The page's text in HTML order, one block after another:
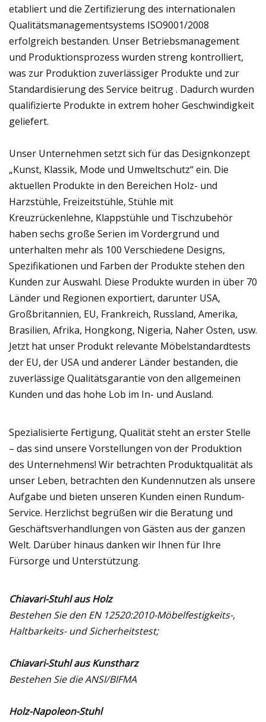
etabliert und die Zertifizierung des internationalen
Qualitätsmanagementsystems ISO9001/2008
erfolgreich bestanden. Unser Betriebsmanagement
und Produktionsprozess wurden streng kontrolliert,
was zur Produktion zuverlässiger Produkte und zur
Standardisierung des Service beitrug . Dadurch wurden
qualifizierte Produkte in extrem hoher Geschwindigkeit
geliefert.
Unser Unternehmen setzt sich für das Designkonzept
„Kunst, Klassik, Mode und Umweltschutz“ ein. Die
aktuellen Produkte in den Bereichen Holz- und
Harzstühle, Freizeitstühle, Stühle mit
Kreuzrückenlehne, Klappstühle und Tischzubehör
haben sechs große Serien im Vordergrund und
unterhalten mehr als 100 Verschiedene Designs,
Spezifikationen und Farben der Produkte stehen den
Kunden zur Auswahl. Diese Produkte wurden in über 70
Länder und Regionen exportiert, darunter USA,
Großbritannien, EU, Frankreich, Russland, Amerika,
Brasilien, Afrika, Hongkong, Nigeria, Naher Osten, usw.
Jetzt hat unser Produkt relevante Möbelstandardtests
der EU, der USA und anderer Länder bestanden, die
zuverlässige Qualitätsgarantie von den allgemeinen
Kunden und das hohe Lob im In- und Ausland.
Spezialisierte Fertigung, Qualität steht an erster Stelle
– das sind unsere Vorstellungen von der Produktion
des Unternehmens! Wir betrachten Produktqualität als
unser Leben, betrachten den Kundennutzen als unsere
Aufgabe und bieten unseren Kunden einen Rundum-
Service. Herzlichst begrüßen wir die Beratung und
Geschäftsverhandlungen von Gästen aus der ganzen
Welt. Darüber hinaus danken wir Ihnen für Ihre
Fürsorge und Unterstützung.
Chiavari-Stuhl aus Holz
Bestehen Sie den EN 12520:2010-Möbelfestigkeits-,
Haltbarkeits- und Sicherheitstest;
Chiavari-Stuhl aus Kunstharz
Bestehen Sie die ANSI/BIFMA
Holz-Napoleon-Stuhl